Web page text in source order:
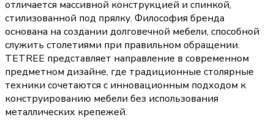
отличается массивной конструкцией и спинкой,
стилизованной под прялку. Философия бренда
основана на создании долговечной мебели, способной
служить столетиями при правильном обращении.
TETREE представляет направление в современном
предметном дизайне, где традиционные столярные
техники сочетаются с инновационным подходом к
конструированию мебели без использования
металлических крепежей.